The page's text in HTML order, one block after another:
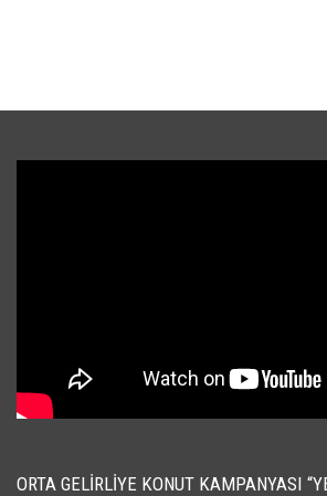
ORTA GELIRLIYE KONUT KAMPANYASI